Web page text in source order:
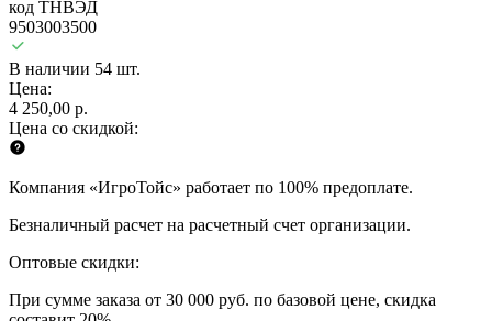
код ТНВЭД
9503003500
В наличии 54 шт.
Цена:
4 250,00 р.
Цена со скидкой:
Компания «ИгроТойс» работает по 100% предоплате.
Безналичный расчет на расчетный счет организации.
Оптовые скидки:
При сумме заказа от 30 000 руб. по базовой цене, скидка